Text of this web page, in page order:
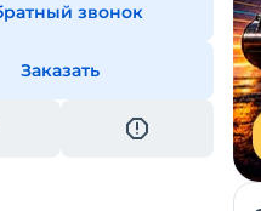
звонок
Заказать